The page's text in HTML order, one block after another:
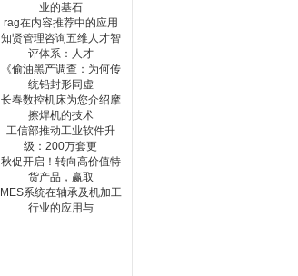
业的基石
rag在内容推荐中的应用
知贤管理咨询五维人才智
评体系：人才
《偷油黑产调查：为何传
统铅封形同虚
长春数控机床为您介绍摩
擦焊机的技术
工信部推动工业软件升
级：200万套更
秋促开启！转向高价值特
货产品，赢取
MES系统在轴承及机加工
行业的应用与